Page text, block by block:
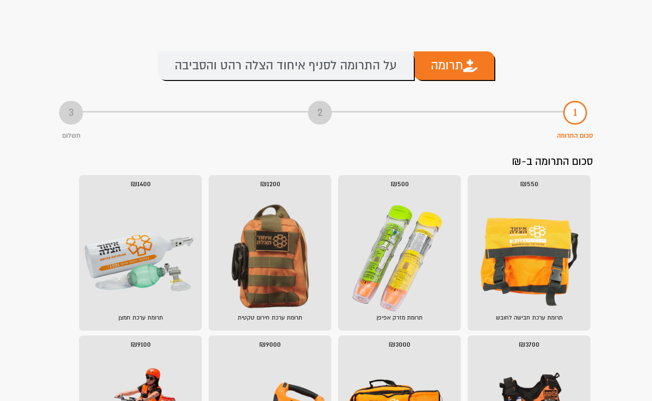
תרומה על התרומה לסניף איחוד הצלה רהט והסביבה
סכום התרומה תשלום
סכום התרומה ב-₪
₪550
תרומת ערכת חבישה לחובש
₪500
תרומת מזרק אפיפן
₪1200
תרומת ערכת חירום טקטית
₪1400
תרומת ערכת חמצן
₪3700
₪3000
₪9000
₪9100